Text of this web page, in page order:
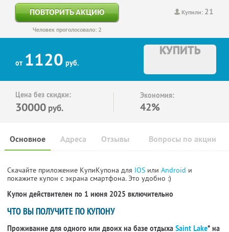
Купили: 21
ПОВТОРИТЬ АКЦИЮ
Человек проголосовало: 2
от 1120 руб.
КУПИТЬ
Цена без скидки:
30000 руб.
Экономия:
42%
Основное Отзывы Вопросы по акции
Адреса
Скачайте приложение КупиКупона для IOS или Android и
покажите купон с экрана смартфона. Это удобно :)
Купон действителен по 1 июня 2025 включительно
ЧТО ВЫ ПОЛУЧИТЕ ПО КУПОНУ
Проживание для одного или двоих на базе отдыха Saint Lake* на